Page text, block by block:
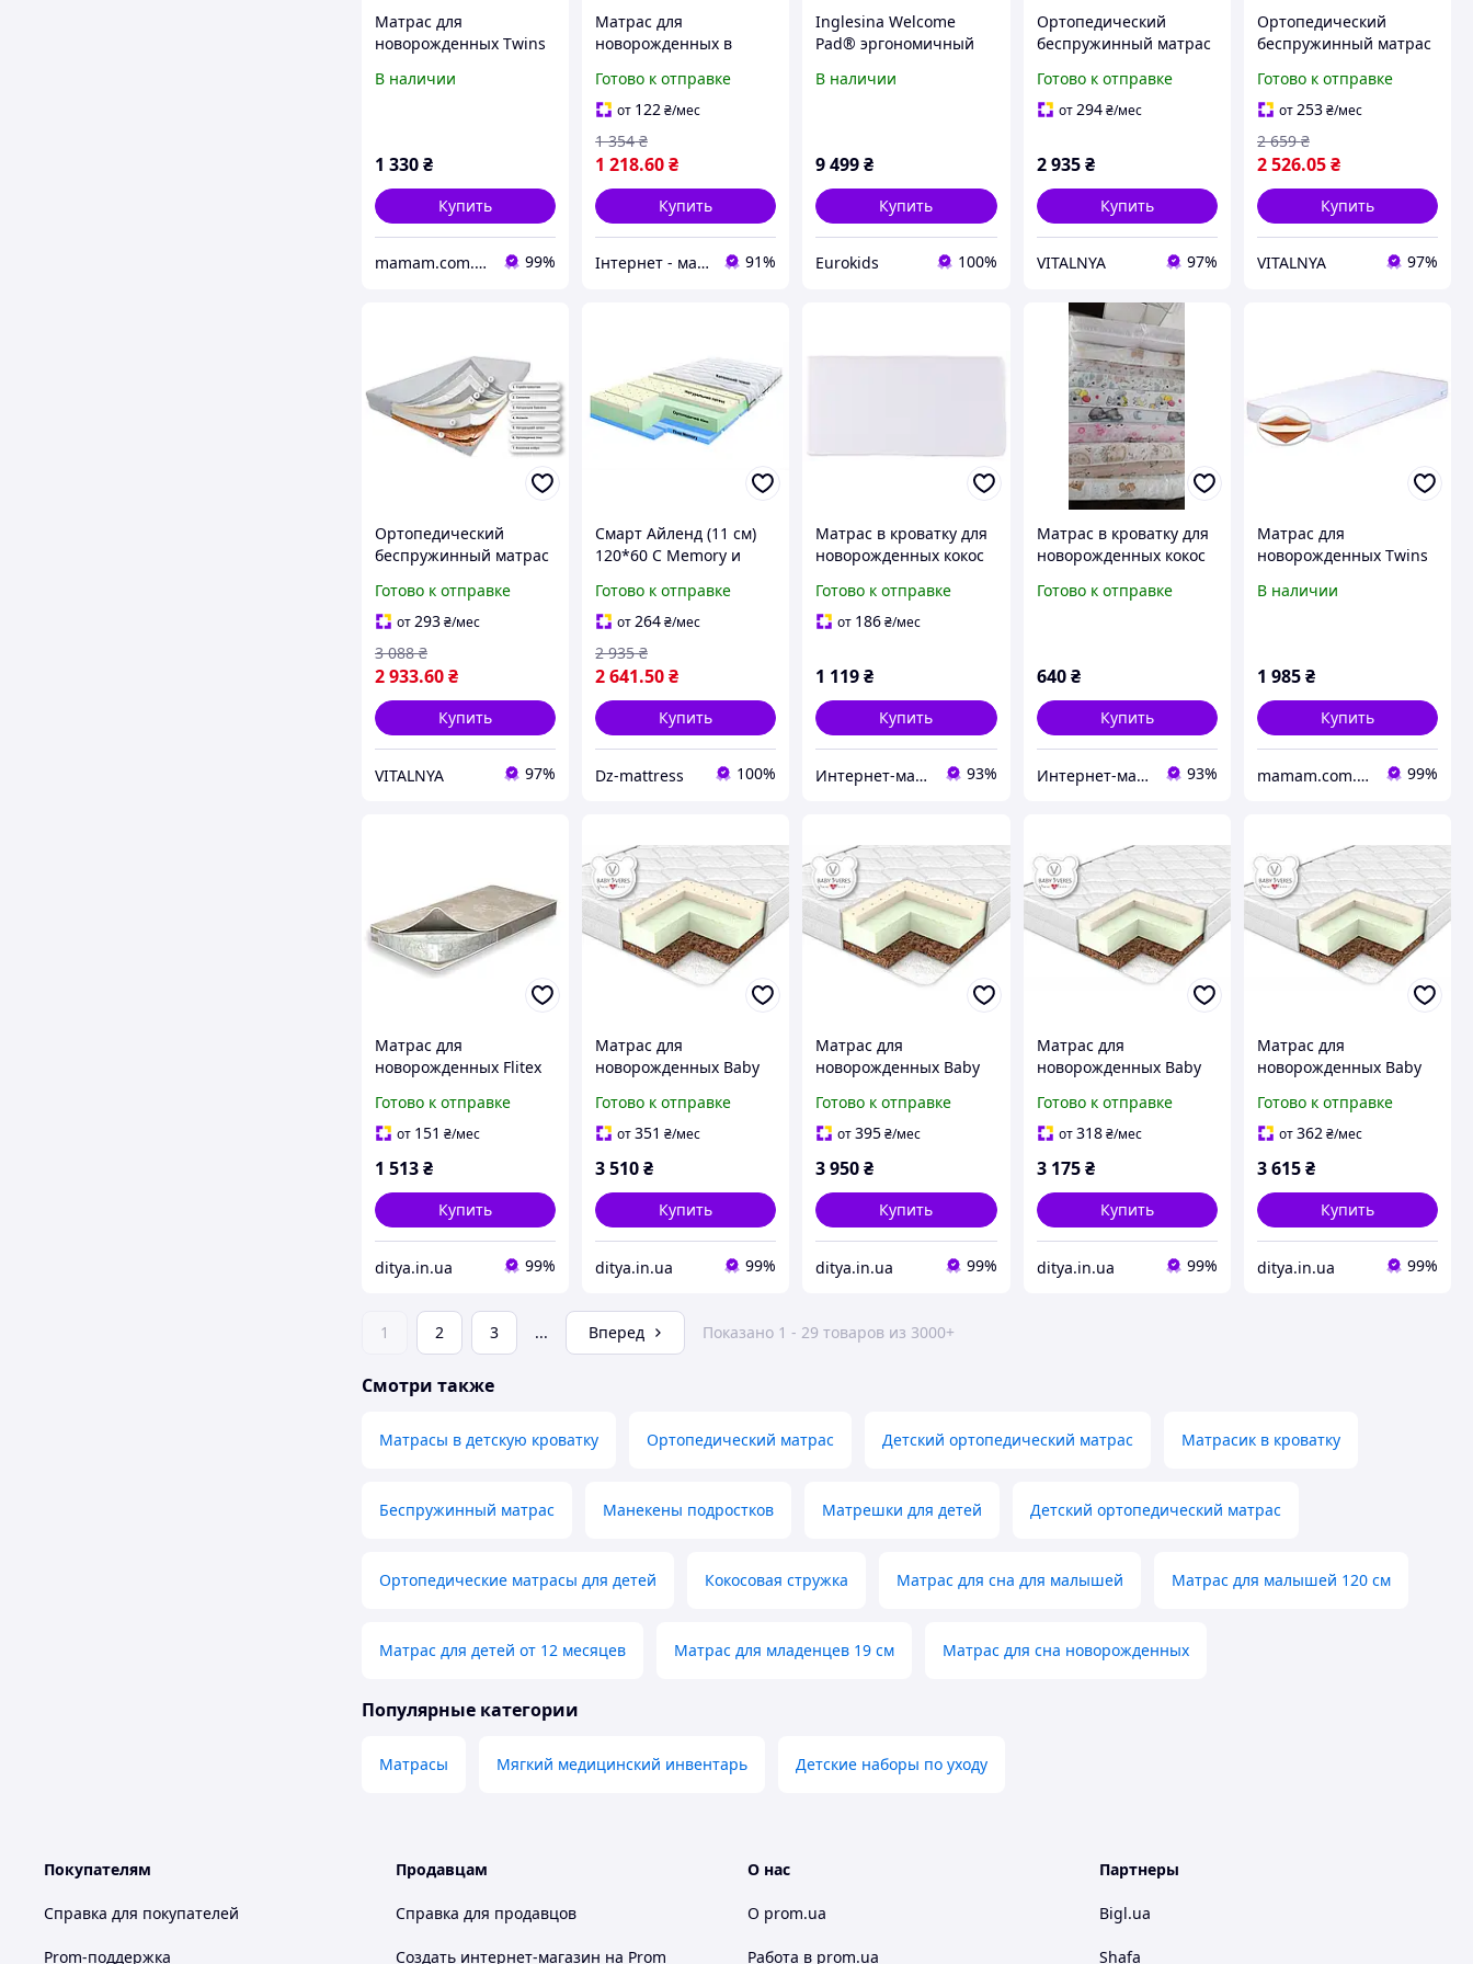
Матрас для
новорожденных Twins
В наличии
1 330₴
Купить
mamam.com.ua 99%
Матрас для
новорожденных в
АЙЛЕНД (6 см), 120х60
см, ортопедический
беспружинный, Зима/
Лето
Готово к отправке
от 122₴/мес
1 218.60₴
1 354 ₴
Купить
Інтернет - магазин A&B Tech 91%
Inglesina Welcome
Pad® эргономичный
новорожденных
В наличии
9 499₴
Купить
Eurokids 100%
Ортопедический
беспружинный матрас
Mattress Смарт Айленд
60x120
Готово к отправке
от294 ₴/мес
2 935 ₴
Купить
VITALNYA 97%
Ортопедический
беспружинный матрас
Mattress Кокос 60x120
Готово к отправке
от253₴/мес
2 526.05₴
2 659 ₴
Купить
VITALNYA 97%
Ортопедический
беспружинный матрас
Mattress Классик
60x120
Готово к отправке
от293₴/мес
2 933.60₴
3 088 ₴
Купить
VITALNYA 97%
Смарт Айленд (11 см)
120*60 С Memory и
матрас в кроватку для
новорожденного
ортопедический
Готово к отправке
от264₴/мес
2 641.50₴
2 935 ₴
Купить
Dz-mattress 100%
Матрас в кроватку для
новорожденных кокос
поролон, кокос) 10 см
белый 120х60
Готово к отправке
от 186₴/мес
1 119₴
Купить
Интернет-магазин "GLADYS" 93%
Матрас в кроватку для
новорожденных кокос
цвет на выбор
Готово к отправке
640 ₴
Купить
Интернет-магазин "GLADYS" 93%
Матрас для
новорожденных Twins
В наличии
1 985₴
Купить
mamam.com.ua 99%
Матрас для
новорожденных Flitex
Готово к отправке
от 151 ₴/мес
1 513₴
Купить
ditya.in.ua 99%
Матрас для
новорожденных Baby
120х60х10 см
Готово к отправке
от351 ₴/мес
3 510₴
Купить
ditya.in.ua 99%
Матрас для
новорожденных Baby
120х60х12 см
Готово к отправке
от395₴/мес
3 950₴
Купить
ditya.in.ua 99%
Матрас для
новорожденных Baby
120х60х10 см
Готово к отправке
от318 ₴/мес
3 175 ₴
Купить
ditya.in.ua 99%
Матрас для
новорожденных Baby
120х60х12 см
Готово к отправке
от362₴/мес
3 615₴
Купить
ditya.in.ua 99%
1 2 3 ... Вперед Показано 1 - 29 товаров из 3000+
Смотри также
Матрасы в детскую кроватку Ортопедический матрас Детский ортопедический матрас Матрасик в кроватку
Беспружинный матрас Манекены подростков Матрешки для детей Детский ортопедический матраc
Ортопедические матрасы для детей Кокосовая стружка Матрас для сна для малышей Матрас для малышей 120 см
Матрас для детей от 12 месяцев Матрас для младенцев 19 см Матрас для сна новорожденных
Популярные категории
Матрасы Мягкий медицинский инвентарь Детские наборы по уходу
Покупателям
Справка для покупателей
Prom-поддержка
Продавцам
Справка для продавцов
Создать интернет-магазин на Prom
О нас
О prom.ua
Работа в prom.ua
Партнеры
Bigl.ua
Shafa